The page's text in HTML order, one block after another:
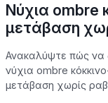
Νύχια ombre
μετάβαση
Ανακαλύψτε πώς να
νύχια ombre
μετάβαση χωρίς